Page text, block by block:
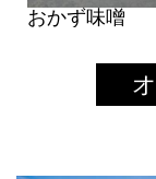
おかず味噌